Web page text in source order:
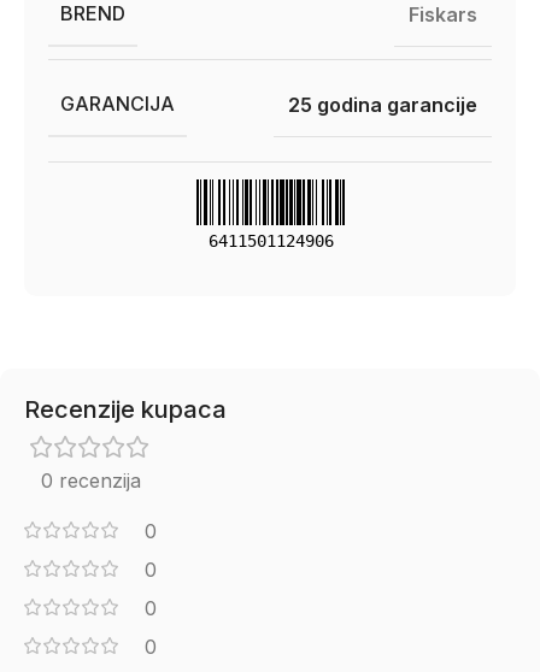
BREND Fiskars
GARANCIJA 25 godina garancije
6411501124906
Recenzije kupaca
0 recenzija
0
0
0
0